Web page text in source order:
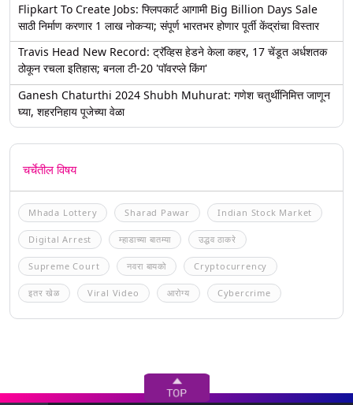
Flipkart To Create Jobs: फ्लिपकार्ट आगामी Big Billion Days Sale
साठी निर्माण करणार 1 लाख नोकऱ्या; संपूर्ण भारतभर होणार पूर्ती केंद्रांचा विस्तार
Travis Head New Record: ट्रॅव्हिस हेडने केला कहर, 17 चेंडूत अर्धशतक
ठोकून रचला इतिहास; बनला टी-20 'पॉवरप्ले किंग'
Ganesh Chaturthi 2024 Shubh Muhurat: गणेश चतुर्थीनिमित्त जाणून
घ्या, शहरनिहाय पूजेच्या वेळा
चर्चेतील विषय
Mhada Lottery Sharad Pawar Indian Stock Market
Digital Arrest म्हाडाच्या बातम्या उद्धव ठाकरे
Supreme Court नवरा बायको Cryptocurrency
इतर खेळ Viral Video आरोग्य Cybercrime